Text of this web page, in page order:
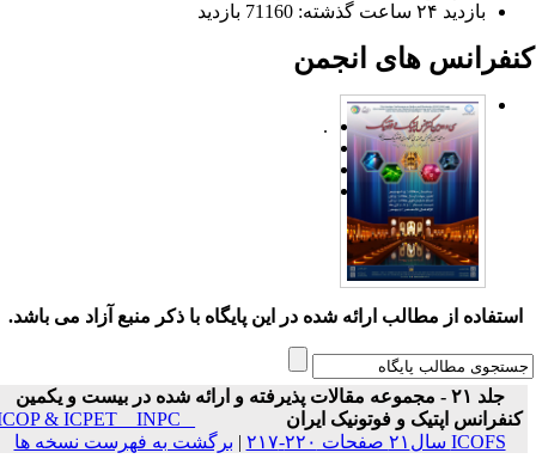
بازدید ۲۴ ساعت گذشته: 71160 بازدید
های انجمن
.
استفاده از مطالب ارائه شده در این پایگاه با ذکر منبع آزاد می باشد.
جلد ۲۱ - مجموعه مقالات پذیرفته و ارائه شده در بیست و یکمین
کنفرانس اپتیک و فوتونیک ایران
ICOP & ICPET _ INPC _
ICOFS سال۲۱ صفحات ۲۲۰-۲۱۷
|برگشت به فهرست نسخه ها